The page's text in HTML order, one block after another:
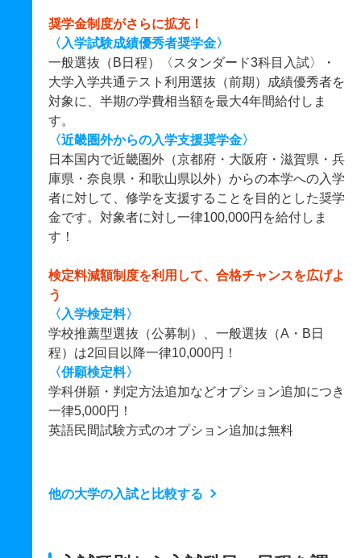
奨学金制度がさらに拡充！
〈入学試験成績優秀者奨学金〉
一般選抜（B日程）〈スタンダード3科目入試〉・
大学入学共通テスト利用選抜（前期）成績優秀者を
対象に、半期の学費相当額を最大4年間給付しま
す。
〈近畿圏外からの入学支援奨学金〉
日本国内で近畿圏外（京都府・大阪府・滋賀県・兵
庫県・奈良県・和歌山県以外）からの本学への入学
者に対して、修学を支援することを目的とした奨学
金です。対象者に対し一律100,000円を給付しま
す！
検定料減額制度を利用して、合格チャンスを広げよ
う
〈入学検定料〉
学校推薦型選抜（公募制）、一般選抜（A・B日
程）は2回目以降一律10,000円！
〈併願検定料〉
学科併願・判定方法追加などオプション追加につき
一律5,000円！
英語民間試験方式のオプション追加は無料
他の大学の入試と比較する